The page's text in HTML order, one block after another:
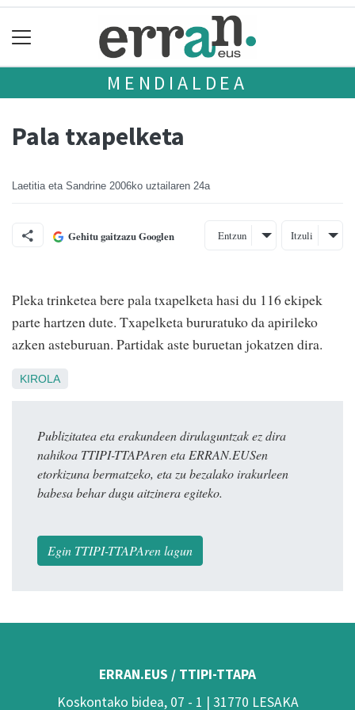
MENDIALDEA
Pala txapelketa
Laetitia eta Sandrine 2006ko uztailaren 24a
Gehitu gaitzazu Googlen Entzun Itzuli
Pleka trinketea bere pala txapelketa hasi du 116 ekipek
parte hartzen dute. Txapelketa bururatuko da apirileko
azken asteburuan. Partidak aste buruetan jokatzen dira.
KIROLA
Publizitatea eta erakundeen dirulaguntzak ez dira
nahikoa TTIPI-TTAPAren eta ERRAN.EUSen
etorkizuna bermatzeko, eta zu bezalako irakurleen
babesa behar dugu aitzinera egiteko.
Egin TTIPI-TTAPAren lagun
ERRAN.EUS / TTIPI-TTAPA
Koskontako bidea, 07 - 1 | 31770 LESAKA